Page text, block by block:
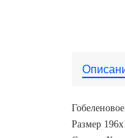
Размер